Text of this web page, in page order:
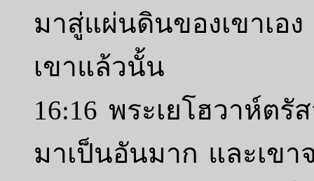
มาสู่แผ่นดินของเขาเอ
เขาแล้วนั้น
16:16 พระเยโฮวาห์ตรั
มาเป็นอันมาก และเขา